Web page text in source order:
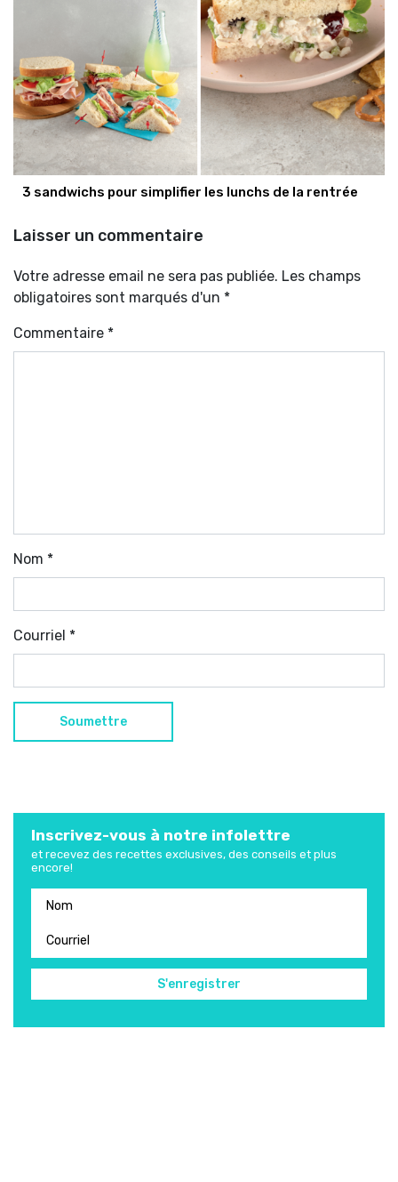
3 sandwichs pour simplifier les lunchs de la rentrée
Laisser un commentaire
Votre adresse email ne sera pas publiée. Les champs
obligatoires sont marqués d'un *
Commentaire *
Nom *
Courriel *
Inscrivez-vous à notre infolettre
et recevez des recettes exclusives, des conseils et plus
encore!